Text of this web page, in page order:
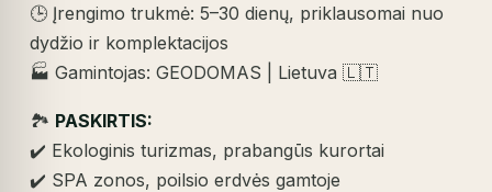
🕒 Įrengimo trukmė: 5–30 dienų, priklausomai nuo
dydžio ir komplektacijos
🏭 Gamintojas: GEODOMAS | Lietuva 🇱🇹
🏞️ PASKIRTIS:
✔️ Ekologinis turizmas, prabangūs kurortai
✔️ SPA zonos, poilsio erdvės gamtoje